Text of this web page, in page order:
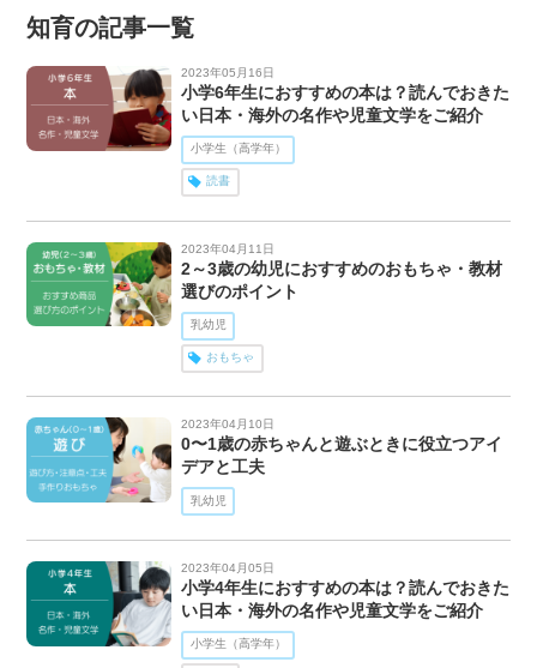
知育の記事一覧
2023年05月16日
小学6年生におすすめの本は？読んでおきた
い日本・海外の名作や児童文学をご紹介
小学生（高学年）
読書
2023年04月11日
2～3歳の幼児におすすめのおもちゃ・教材
選びのポイント
乳幼児
おもちゃ
2023年04月10日
0〜1歳の赤ちゃんと遊ぶときに役立つアイ
デアと工夫
乳幼児
2023年04月05日
小学4年生におすすめの本は？読んでおきた
い日本・海外の名作や児童文学をご紹介
小学生（高学年）